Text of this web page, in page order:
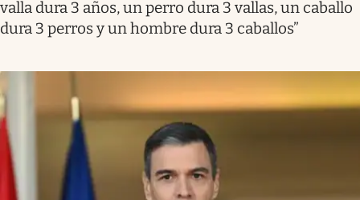
valla dura 3 años, un perro dura 3 vallas, un caballo
dura 3 perros y un hombre dura 3 caballos”